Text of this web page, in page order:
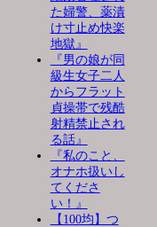
た婦警、薬漬
け寸止め快楽
地獄』
『男の娘が同
級生女子二人
からフラット
貞操帯で残酷
射精禁止され
る話』
『私のこと、
オナホ扱いし
てくださ
い！』
【100均】つ